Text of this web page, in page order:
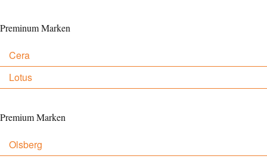
Preminum Marken
Cera
Lotus
Premium Marken
Olsberg